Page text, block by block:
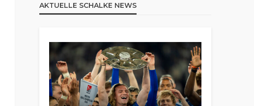
AKTUELLE SCHALKE NEWS